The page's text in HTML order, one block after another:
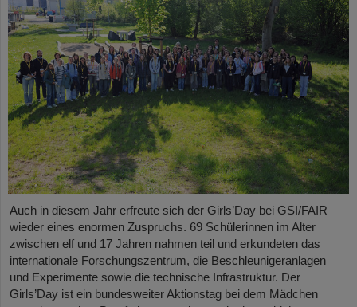
Auch in diesem Jahr erfreute sich der Girls’Day bei GSI/FAIR
wieder eines enormen Zuspruchs. 69 Schülerinnen im Alter
zwischen elf und 17 Jahren nahmen teil und erkundeten das
internationale Forschungszentrum, die Beschleunigeranlagen
und Experimente sowie die technische Infrastruktur. Der
Girls’Day ist ein bundesweiter Aktionstag bei dem Mädchen